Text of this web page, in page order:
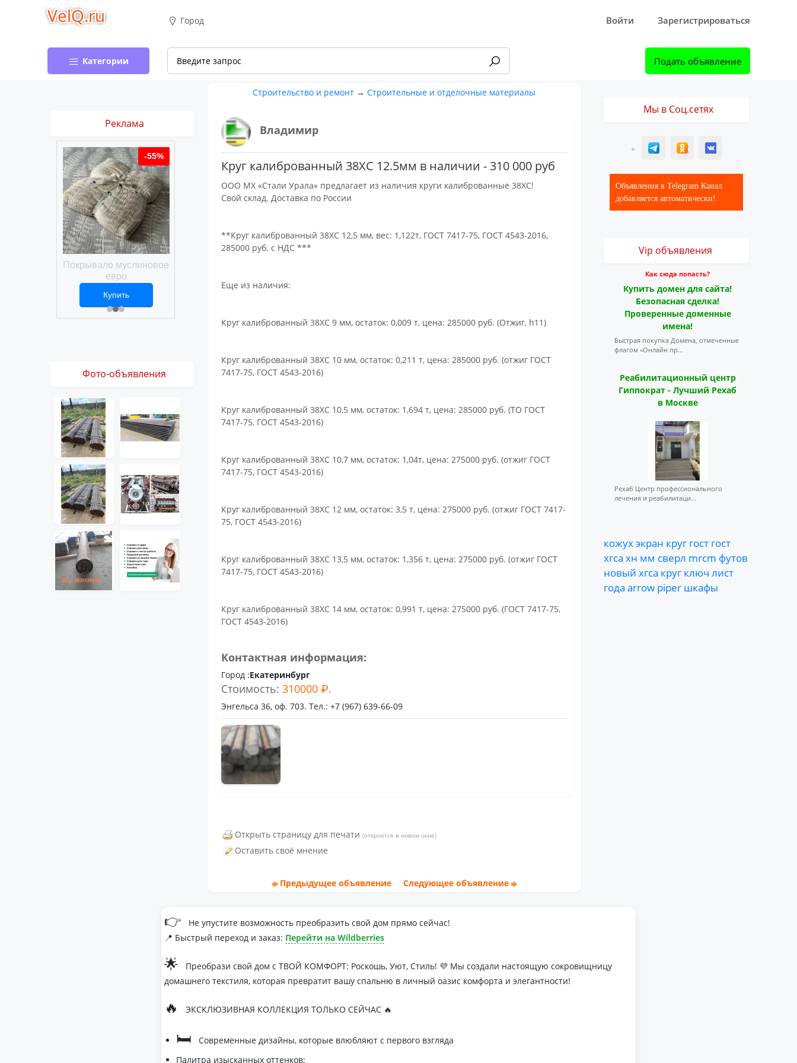
VelQ.ru Город Войти Зарегистрироваться
Категории Подать объявление
Строительство и ремонт →Строительные и отделочные материалы
Владимир
Круг калиброванный 38ХС 12.5мм в наличии - 310 000 руб
ООО МХ «Стали Урала» предлагает из наличия круги калиброванные 38ХС!
Свой склад. Доставка по России
**Круг калиброванный 38ХС 12,5 мм, вес: 1,122т, ГОСТ 7417-75, ГОСТ 4543-2016,
285000 руб. с НДС ***
Еще из наличия:
Круг калиброванный 38ХС 9 мм, остаток: 0,009 т, цена: 285000 руб. (Отжиг, h11)
Круг калиброванный 38ХС 10 мм, остаток: 0,211 т, цена: 285000 руб. (отжиг ГОСТ
7417-75, ГОСТ 4543-2016)
Круг калиброванный 38ХС 10,5 мм, остаток: 1,694 т, цена: 285000 руб. (ТО ГОСТ
7417-75, ГОСТ 4543-2016)
Круг калиброванный 38ХС 10,7 мм, остаток: 1,04т, цена: 275000 руб. (отжиг ГОСТ
7417-75, ГОСТ 4543-2016)
Круг калиброванный 38ХС 12 мм, остаток: 3,5 т, цена: 275000 руб. (отжиг ГОСТ 7417-
75, ГОСТ 4543-2016)
Круг калиброванный 38ХС 13,5 мм, остаток: 1,356 т, цена: 275000 руб. (отжиг ГОСТ
7417-75, ГОСТ 4543-2016)
Круг калиброванный 38ХС 14 мм, остаток: 0,991 т, цена: 275000 руб. (ГОСТ 7417-75,
ГОСТ 4543-2016)
Контактная информация:
Город :Екатеринбург
Стоимость:310000 ₽.
Энгельса 36, оф. 703. Тел.: +7 (967) 639-66-09
Открыть страницу для печати (откроется в новом окне)
Оставить своё мнение
Предыдущее объявление Следующее объявление
Реклама
-55%
Покрывало муслиновое
евро
2 469 ₽
Купить
-55%
Фото-объявления
Мы в Соц.сетях
T ОК ВК
Объявления в Telegram Канал
добавляется автоматически!
Vip объявления
Как сюда попасть?
Купить домен для сайта!
Безопасная сделка!
Проверенные доменные
имена!
Быстрая покупка Домена, отмеченные
флагом «Онлайн пр...
Реабилитационный центр
Гиппократ - Лучший Рехаб
в Москве
Рехаб Центр профессионального
лечения и реабилитаци...
кожухэкран круг гост гост
хгса хн мм сверл mrcm футов
новый хгса круг ключ лист
года arrow piper шкафы
👉
Не упустите возможность преобразить свой дом прямо сейчас!
📍 Быстрый переход и заказ: Перейти на Wildberries
🌟
Преобрази свой дом с ТВОЙ КОМФОРТ: Роскошь, Уют, Стиль! 💜 Мы создали настоящую сокровищницу
домашнего текстиля, которая превратит вашу спальню в личный оазис комфорта и элегантности!
🔥 ЭКСКЛЮЗИВНАЯ КОЛЛЕКЦИЯ ТОЛЬКО СЕЙЧАС 🔥
🛏
Современные дизайны, которые влюбляют с первого взгляда
Палитра изысканных оттенков: